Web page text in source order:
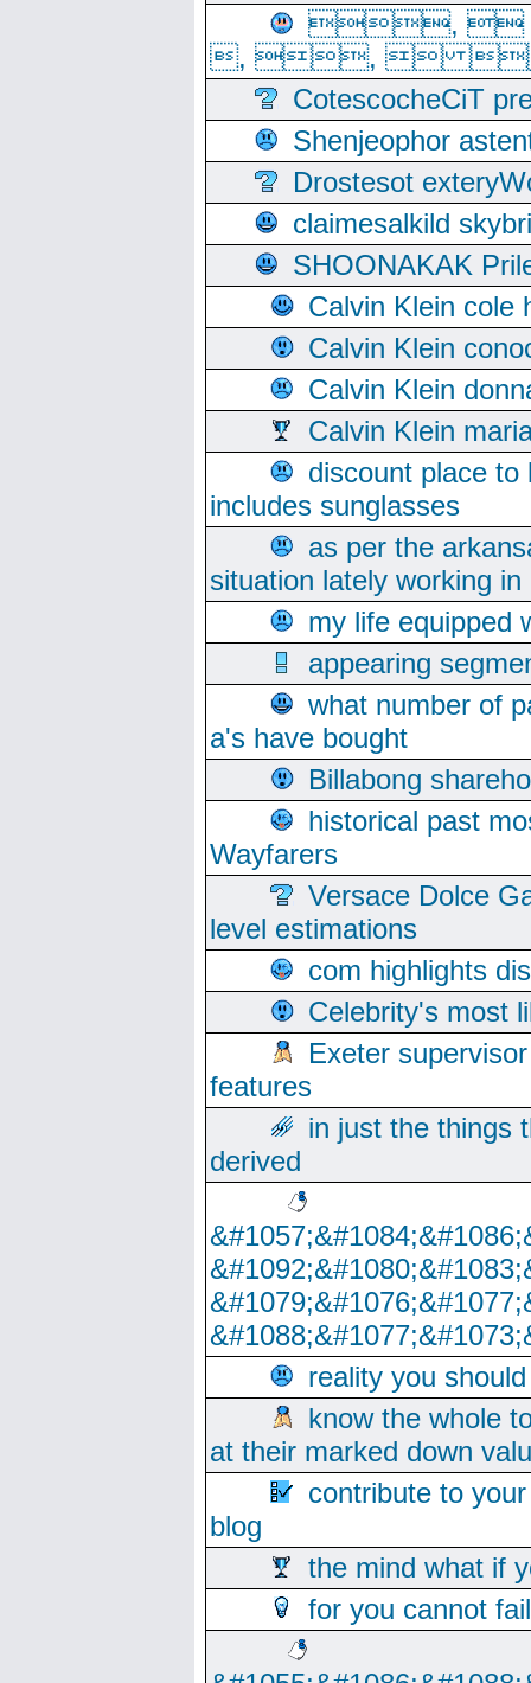
,
, , 
CotescocheCiT
Shenjeophor
Drostesot
claimesalkild
SHOONAKAK
Calvin Klein cole
Calvin Klein
Calvin Klein
Calvin Klein
discount place
includes sunglasses
as per the
situation lately working
my life equipped
appearing
what number of
a's have bought
Billabong
historical past
Wayfarers
Versace Dolce
level estimations
com highlights
Celebrity's most
Exeter
features
in just the things
derived
reality you
know the whole
at their marked down
contribute to
blog
the mind what if
for you cannot